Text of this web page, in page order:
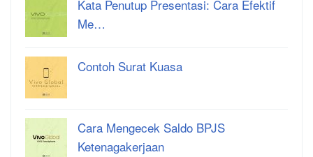
Kata Penutup Presentasi: Cara Efektif
Me…
Contoh Surat Kuasa
Cara Mengecek Saldo BPJS
Ketenagakerjaan